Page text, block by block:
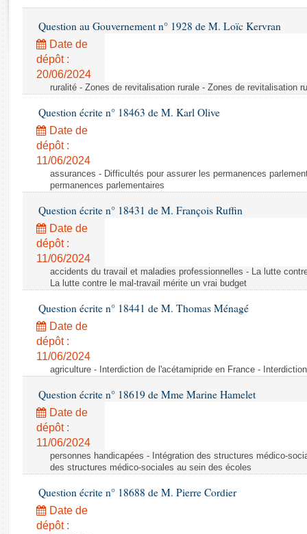
Baromètre de l’application des lois
Dossiers législatifs
Budget et sécurité sociale
Questions écrites et orales
Comptes rendus des débats
Question au Gouvernement n° 1928 de M. Loïc Kervran
Date de
dépôt :
20/06/2024
ruralité - Zones de revitalisation rurale - Zones de revitalisation
Question écrite n° 18463 de M. Karl Olive
Date de
dépôt :
11/06/2024
assurances - Difficultés pour assurer les permanences
permanences parlementaires
Question écrite n° 18431 de M. François Ruffin
Date de
dépôt :
11/06/2024
accidents du travail et maladies professionnelles - La lutte
La lutte contre le mal-travail mérite un vrai budget
Question écrite n° 18441 de M. Thomas Ménagé
Date de
dépôt :
11/06/2024
agriculture - Interdiction de l'acétamipride en France -
Question écrite n° 18619 de Mme Marine Hamelet
Date de
dépôt :
11/06/2024
personnes handicapées - Intégration des structures médico-
des structures médico-sociales au sein des écoles
Question écrite n° 18688 de M. Pierre Cordier
Date de
dépôt :